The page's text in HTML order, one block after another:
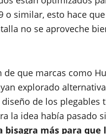
o similar, esto hace
no se aproveche
de que marcas como
explorado
de los plegables
la idea había pasado
bisagra más para que